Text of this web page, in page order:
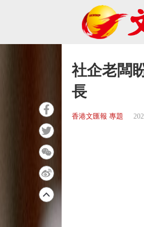
社企老闆
長
香港文匯報 專題